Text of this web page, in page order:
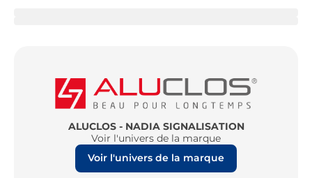
ALUCLOS - NADIA SIGNALISATION
Voir l'univers de la marque
Voir l'univers de la marque